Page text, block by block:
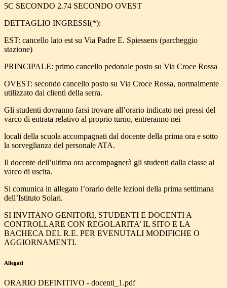
5C SECONDO 2.74 SECONDO OVEST
DETTAGLIO INGRESSI(*):
EST: cancello lato est su Via Padre E. Spiessens (parcheggio
stazione)
PRINCIPALE: primo cancello pedonale posto su Via Croce Rossa
OVEST: secondo cancello posto su Via Croce Rossa, normalmente
utilizzato dai clienti della serra.
Gli studenti dovranno farsi trovare all’orario indicato nei pressi del
varco di entrata relativo al proprio turno, entreranno nei
locali della scuola accompagnati dal docente della prima ora e sotto
la sorveglianza del personale ATA.
Il docente dell’ultima ora accompagnerà gli studenti dalla classe al
varco di uscita.
Si comunica in allegato l’orario delle lezioni della prima settimana
dell’Istituto Solari.
SI INVITANO GENITORI, STUDENTI E DOCENTI A
CONTROLLARE CON REGOLARITA’ IL SITO E LA
BACHECA DEL R.E. PER EVENUTALI MODIFICHE O
AGGIORNAMENTI.
Allegati
ORARIO DEFINITIVO - docenti_1.pdf